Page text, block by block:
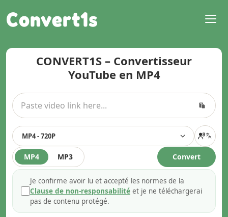
Convert1s
CONVERT1S – Convertisseur
YouTube en MP4
MP4 MP3
MP4 - 720P
Convert
Je confirme avoir lu et accepté les normes de la
Clause de non-responsabilité et je ne téléchargerai
pas de contenu protégé.